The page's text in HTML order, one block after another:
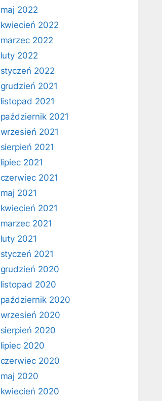
maj 2022
kwiecień 2022
marzec 2022
luty 2022
styczeń 2022
grudzień 2021
listopad 2021
październik 2021
wrzesień 2021
sierpień 2021
lipiec 2021
czerwiec 2021
maj 2021
kwiecień 2021
marzec 2021
luty 2021
styczeń 2021
grudzień 2020
listopad 2020
październik 2020
wrzesień 2020
sierpień 2020
lipiec 2020
czerwiec 2020
maj 2020
kwiecień 2020